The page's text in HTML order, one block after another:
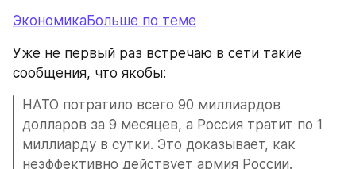
ЭкономикаБольше по теме
Уже не первый раз встречаю в сети такие
сообщения, что якобы:
НАТО потратило всего 90 миллиардов
долларов за 9 месяцев, а Россия тратит по 1
миллиарду в сутки. Это доказывает, как
неэффективно действует армия России.